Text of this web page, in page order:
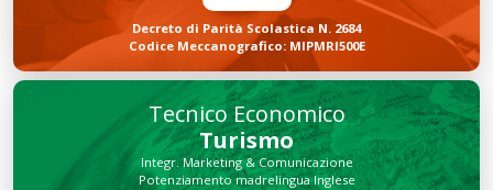
Decreto di Parità Scolastica N. 2684
Codice Meccanografico: MIPMRI500E
Tecnico Economico
Turismo
Integr. Marketing & Comunicazione
Potenziamento madrelingua Inglese